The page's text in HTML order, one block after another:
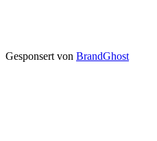
Gesponsert von BrandGhost